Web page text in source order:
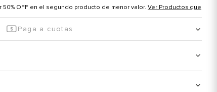
OFF en el segundo producto de menor valor. Ver Productos que
Paga a cuotas